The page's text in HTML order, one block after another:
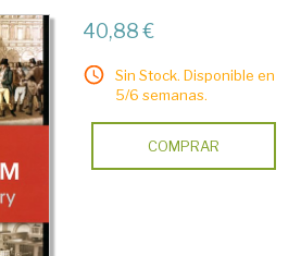
40,88 €
Sin Stock. Disponible en
5/6 semanas.
COMPRAR